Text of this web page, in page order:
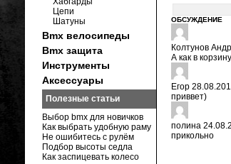
ОБСУЖДЕНИЕ
Колтунов
А как в
Егор
приввет)
полина
прикольно
Цепи
Шатуны
Bmx велосипеды
Bmx защита
Инструменты
Аксессуары
Полезные статьи
Выбор bmx для новичков
Как выбрать удобную раму
Не ошибитесь с рулём
Подбор высоты седла
Как заспицевать колесо